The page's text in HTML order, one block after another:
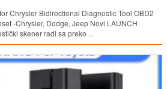
Chrysler Bidirectional Diagnostic Tool OBD2
-Chrysler, Dodge, Jeep Novi LAUNCH
skener radi sa preko ...